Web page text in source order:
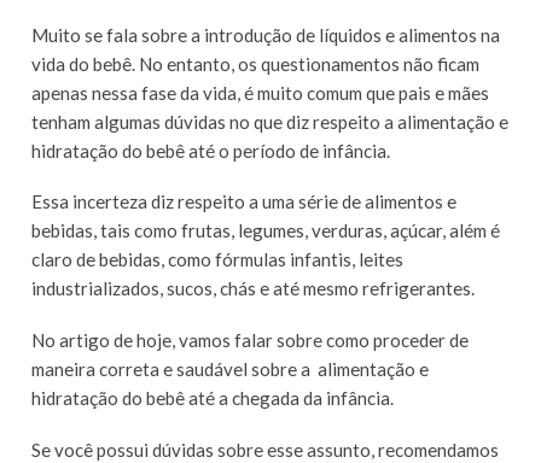
Muito se fala sobre a introdução de líquidos e alimentos na
vida do bebê. No entanto, os questionamentos não ficam
apenas nessa fase da vida, é muito comum que pais e mães
tenham algumas dúvidas no que diz respeito a alimentação e
hidratação do bebê até o período de infância.
Essa incerteza diz respeito a uma série de alimentos e
bebidas, tais como frutas, legumes, verduras, açúcar, além é
claro de bebidas, como fórmulas infantis, leites
industrializados, sucos, chás e até mesmo refrigerantes.
No artigo de hoje, vamos falar sobre como proceder de
maneira correta e saudável sobre a alimentação e
hidratação do bebê até a chegada da infância.
Se você possui dúvidas sobre esse assunto, recomendamos